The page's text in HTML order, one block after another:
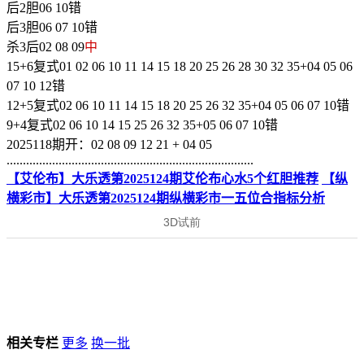
后2胆06 10错
后3胆06 07 10错
杀3后02 08 09中
15+6复式01 02 06 10 11 14 15 18 20 25 26 28 30 32 35+04 05 06
07 10 12错
12+5复式02 06 10 11 14 15 18 20 25 26 32 35+04 05 06 07 10错
9+4复式02 06 10 14 15 25 26 32 35+05 06 07 10错
2025118期开：02 08 09 12 21 + 04 05
............................................................................
【艾伦布】大乐透第2025124期艾伦布心水5个红胆推荐
【纵
横彩市】大乐透第2025124期纵横彩市一五位合指标分析
相关专栏 更多 换一批